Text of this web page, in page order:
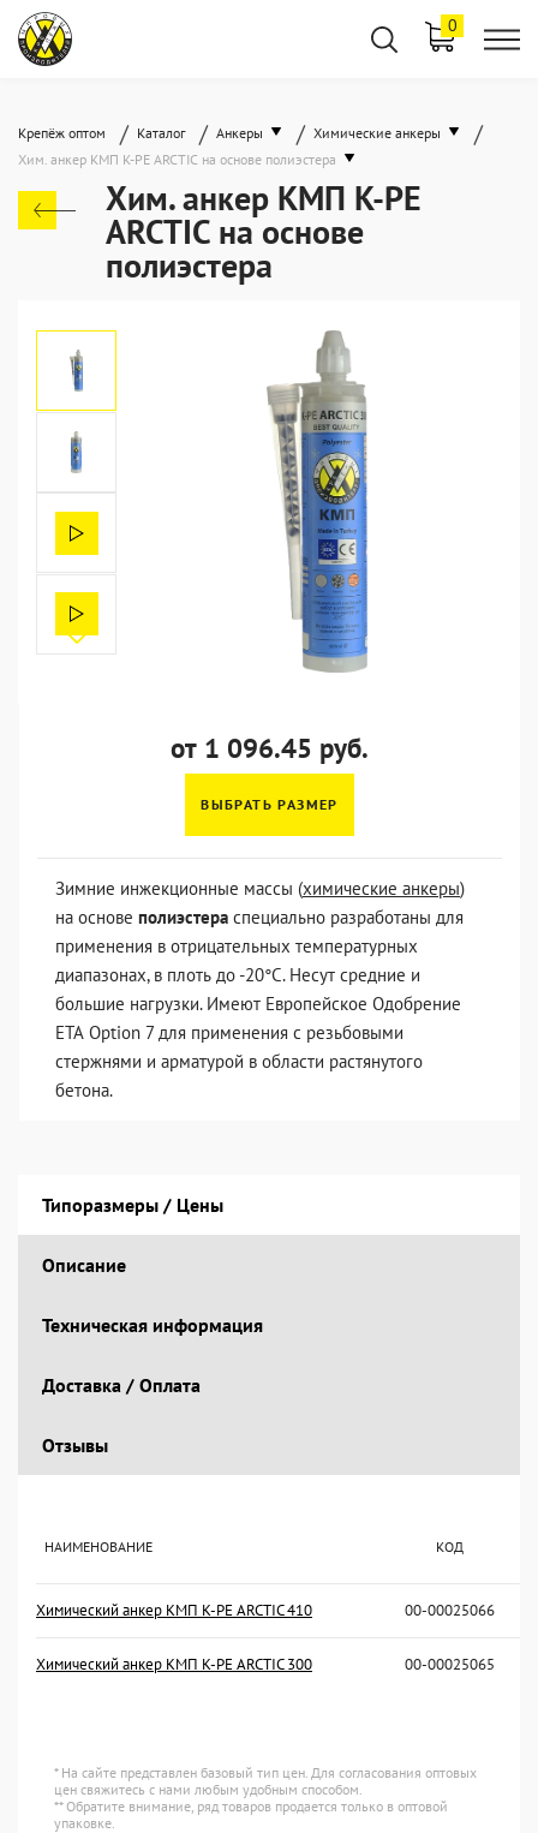
0
Крепёж оптом / Каталог / Анкеры / Химические анкеры /
Хим. анкер КМП K-PE ARCTIC на основе полиэстера
Хим. анкер КМП K-PE
ARCTIC на основе
полиэстера
от 1 096.45 руб.
ВЫБРАТЬ РАЗМЕР
Зимние инжекционные массы (химические анкеры)
на основе полиэстера специально разработаны для
применения в отрицательных температурных
диапазонах, в плоть до -20°C. Несут средние и
большие нагрузки. Имеют Европейское Одобрение
ЕТА Option 7 для применения с резьбовыми
стержнями и арматурой в области растянутого
бетона.
Типоразмеры / Цены
Описание
Техническая информация
Доставка / Оплата
Отзывы
НАИМЕНОВАНИЕ КОД
Химический анкер КМП K-PE ARCTIC 410 00-00025066
Химический анкер КМП K-PE ARCTIC 300 00-00025065
* На сайте представлен базовый тип цен. Для согласования оптовых
цен свяжитесь с нами любым удобным способом.
** Обратите внимание, ряд товаров продается только в оптовой
упаковке.